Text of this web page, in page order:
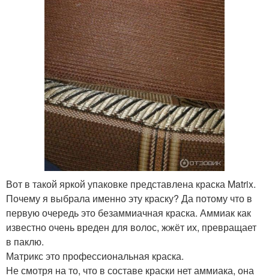
Вот в такой яркой упаковке представлена краска Matrix.
Почему я выбрала именно эту краску? Да потому что в
первую очередь это безаммиачная краска. Аммиак как
известно очень вреден для волос, жжёт их, превращает
в паклю.
Матрикс это профессиональная краска.
Не смотря на то, что в составе краски нет аммиака, она